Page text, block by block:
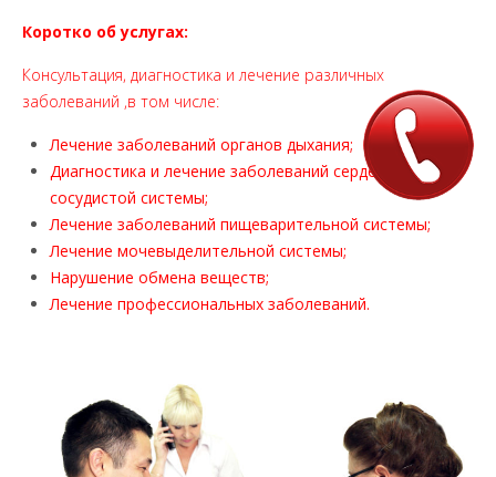
Коротко об услугах:
Консультация, диагностика и лечение различных
заболеваний ,в том числе:
Лечение заболеваний органов дыхания;
Диагностика и лечение заболеваний сердечно-
сосудистой системы;
Лечение заболеваний пищеварительной системы;
Лечение мочевыделительной системы;
Нарушение обмена веществ;
Лечение профессиональных заболеваний.